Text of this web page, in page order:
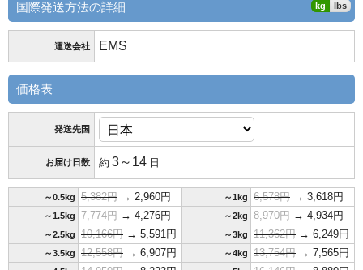
国際発送方法の詳細
運送会社 EMS
価格表
発送先国
お届け日数 約 3～14 日
～0.5kg 5,382円 → 2,960円 ～1kg 6,578円 → 3,618円
～1.5kg 7,774円 → 4,276円 ～2kg 8,970円 → 4,934円
～2.5kg 10,166円 → 5,591円 ～3kg 11,362円 → 6,249円
～3.5kg 12,558円 → 6,907円 ～4kg 13,754円 → 7,565円